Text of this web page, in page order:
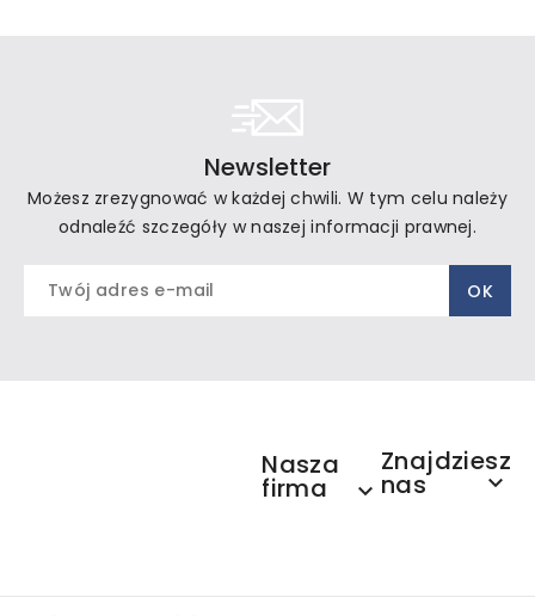
Newsletter
Możesz zrezygnować w każdej chwili. W tym celu należy
odnaleźć szczegóły w naszej informacji prawnej.
Nasza
firma 
Znajdziesz
nas 